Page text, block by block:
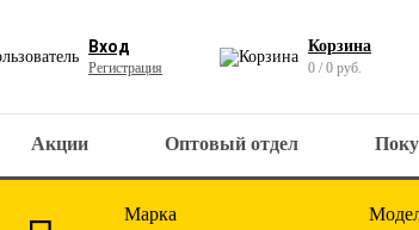
Вход
Регистрация
Корзина
0 / 0 руб.
Акции Оптовый отдел
Марка